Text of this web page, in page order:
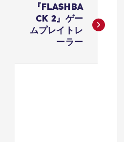
『FLASHBA
CK 2』ゲー
ムプレイトレ
ーラー